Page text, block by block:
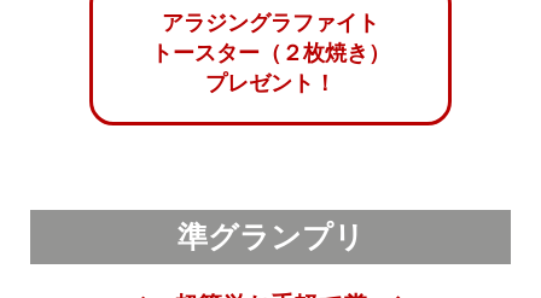
アラジングラファイト
トースター（２枚焼き）
プレゼント！
準グランプリ